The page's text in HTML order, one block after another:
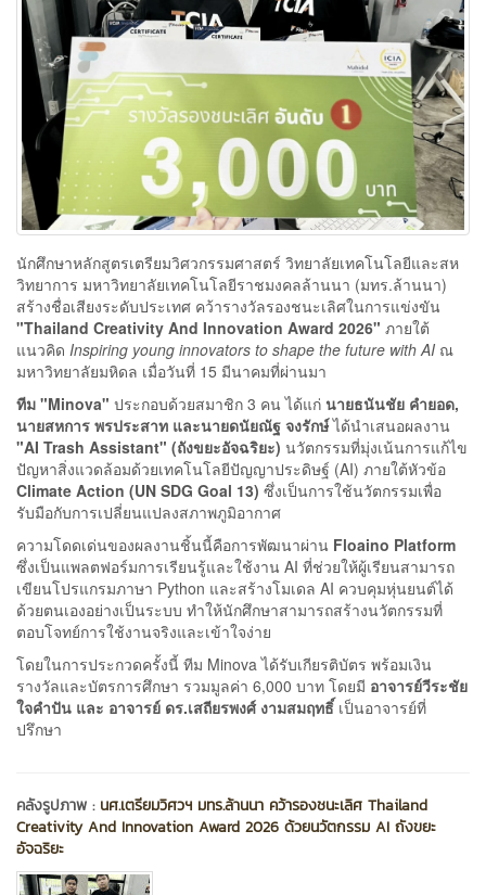
นักศึกษาหลักสูตรเตรียมวิศวกรรมศาสตร์ วิทยาลัยเทคโนโลยีและสห
วิทยาการ มหาวิทยาลัยเทคโนโลยีราชมงคลล้านนา (มทร.ล้านนา)
สร้างชื่อเสียงระดับประเทศ คว้ารางวัลรองชนะเลิศในการแข่งขัน
"Thailand Creativity And Innovation Award 2026" ภายใต้
แนวคิด Inspiring young innovators to shape the future with AI ณ
มหาวิทยาลัยมหิดล เมื่อวันที่ 15 มีนาคมที่ผ่านมา
ทีม "Minova" ประกอบด้วยสมาชิก 3 คน ได้แก่ นายธนันชัย คำยอด,
นายสหการ พรประสาท และนายดนัยณัฐ จงรักษ์ได้นำเสนอผลงาน
"AI Trash Assistant" (ถังขยะอัจฉริยะ) นวัตกรรมที่มุ่งเน้นการแก้ไข
ปัญหาสิ่งแวดล้อมด้วยเทคโนโลยีปัญญาประดิษฐ์ (AI) ภายใต้หัวข้อ
Climate Action (UN SDG Goal 13) ซึ่งเป็นการใช้นวัตกรรมเพื่อ
รับมือกับการเปลี่ยนแปลงสภาพภูมิอากาศ
ความโดดเด่นของผลงานชิ้นนี้คือการพัฒนาผ่าน Floaino Platform
ซึ่งเป็นแพลตฟอร์มการเรียนรู้และใช้งาน AI ที่ช่วยให้ผู้เรียนสามารถ
เขียนโปรแกรมภาษา Python และสร้างโมเดล AI ควบคุมหุ่นยนต์ได้
ด้วยตนเองอย่างเป็นระบบ ทำให้นักศึกษาสามารถสร้างนวัตกรรมที่
ตอบโจทย์การใช้งานจริงและเข้าใจง่าย
โดยในการประกวดครั้งนี้ ทีม Minova ได้รับเกียรติบัตร พร้อมเงิน
รางวัลและบัตรการศึกษา รวมมูลค่า 6,000 บาท โดยมี อาจารย์วีระชัย
ใจคำปัน และ อาจารย์ ดร.เสถียรพงศ์ งามสมฤทธิ์ เป็นอาจารย์ที่
ปรึกษา
คลังรูปภาพ : นศ.เตรียมวิศวฯ มทร.ล้านนา คว้ารองชนะเลิศ Thailand
Creativity And Innovation Award 2026 ด้วยนวัตกรรม AI ถังขยะ
อัจฉริยะ